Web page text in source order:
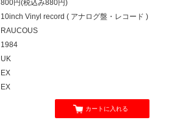
800円(税込み880円)
10inch Vinyl record ( アナログ盤・レコード )
RAUCOUS
1984
UK
EX
EX
カートに入れる